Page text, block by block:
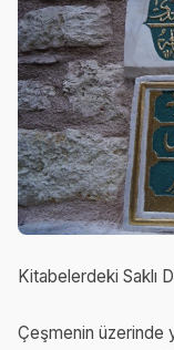
Kitabelerdeki Saklı
Çeşmenin üzerinde